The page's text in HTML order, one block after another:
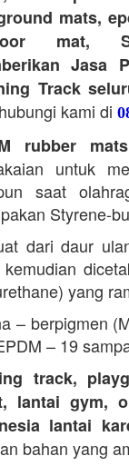
mats,
mat,
Jasa
Track
kami di
rubber mats
untuk
saat
Styrene-
dari daur
kemudian
yang
– berpigmen
– 19
track,
lantai gym,
lantai
bahan yang